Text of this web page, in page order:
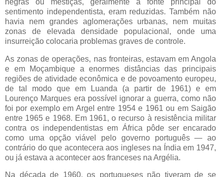
sentimento independentista, eram reduzidas. Também não
havia nem grandes aglomerações urbanas, nem muitas
zonas de elevada densidade populacional, onde uma
insurreição colocaria problemas graves de controle.
As zonas de operações, nas fronteiras, estavam em Angola
e em Moçambique a enormes distâncias das principais
regiões de atividade econômica e de povoamento europeu,
de tal modo que em Luanda (a partir de 1961) e em
Lourenço Marques era possível ignorar a guerra, como não
foi por exemplo em Argel entre 1954 e 1961 ou em Saigão
entre 1965 e 1968. Em 1961, o recurso à resistência militar
contra os independentistas em África pôde ser encarado
como uma opção viável pelo governo português — ao
contrário do que acontecera aos ingleses na Índia em 1947,
ou já estava a acontecer aos franceses na Argélia.
Na década de 1960, os portugueses não tiveram de se